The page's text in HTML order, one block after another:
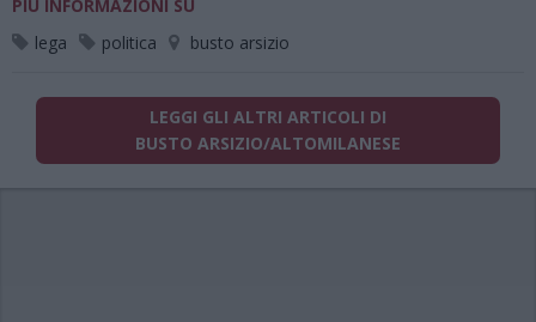
PIÙ INFORMAZIONI SU
lega
politica busto arsizio
LEGGI GLI ALTRI ARTICOLI DI
BUSTO ARSIZIO/ALTOMILANESE